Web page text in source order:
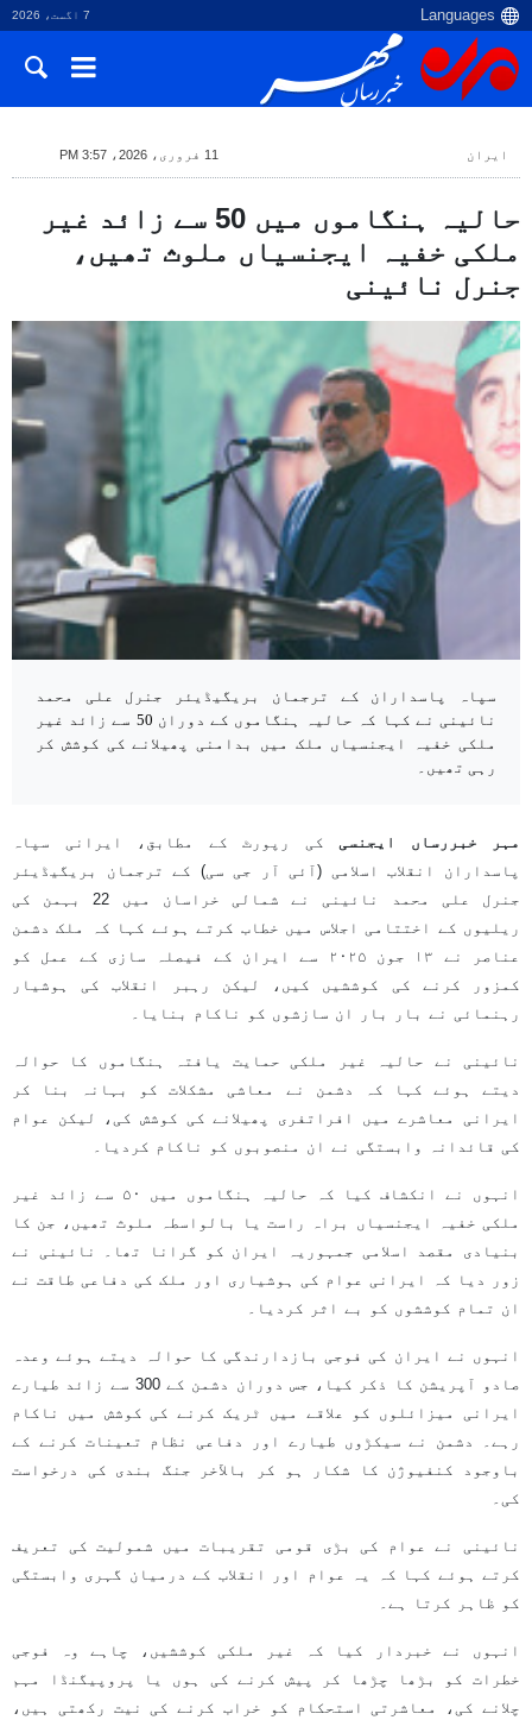
7 اگست، 2026
ایران 11 فروری، 2026، 3:57 PM
حالیہ ہنگاموں میں 50 سے زائد غیر
ملکی خفیہ ایجنسیاں ملوث تھیں،
جنرل نائینی
سپاہ پاسداران کے ترجمان بریگیڈیئر جنرل علی محمد
نائینی نے کہا کہ حالیہ ہنگاموں کے دوران 50 سے زائد غیر
ملکی خفیہ ایجنسیاں ملک میں بدامنی پھیلانے کی کوشش کر
رہی تھیں۔
مہر خبررساں ایجنسی کی رپورٹ کے مطابق، ایرانی سپاہ
پاسداران انقلاب اسلامی (آئی آر جی سی) کے ترجمان بریگیڈیئر
جنرل علی محمد نائینی نے شمالی خراسان میں 22 بہمن کی
ریلیوں کے اختتامی اجلاس میں خطاب کرتے ہوئے کہا کہ ملک دشمن
عناصر نے ۱۳ جون ۲۰۲۵ سے ایران کے فیصلہ سازی کے عمل کو
کمزور کرنے کی کوششیں کیں، لیکن رہبر انقلاب کی ہوشیار
رہنمائی نے بار بار ان سازشوں کو ناکام بنایا۔
نائینی نے حالیہ غیر ملکی حمایت یافتہ ہنگاموں کا حوالہ
دیتے ہوئے کہا کہ دشمن نے معاشی مشکلات کو بہانہ بنا کر
ایرانی معاشرے میں افراتفری پھیلانے کی کوشش کی، لیکن عوام
کی قائدانہ وابستگی نے ان منصوبوں کو ناکام کردیا۔
انہوں نے انکشاف کیا کہ حالیہ ہنگاموں میں ۵۰ سے زائد غیر
ملکی خفیہ ایجنسیاں براہ راست یا بالواسطہ ملوث تھیں، جن کا
بنیادی مقصد اسلامی جمہوریہ ایران کو گرانا تھا۔ نائینی نے
زور دیا کہ ایرانی عوام کی ہوشیاری اور ملک کی دفاعی طاقت نے
ان تمام کوششوں کو بے اثر کردیا۔
انہوں نے ایران کی فوجی بازدارندگی کا حوالہ دیتے ہوئے وعدہ
صادو آپریشن کا ذکر کیا، جس دوران دشمن کے 300 سے زائد طیارے
ایرانی میزائلوں کو علاقے میں ٹریک کرنے کی کوشش میں ناکام
رہے۔ دشمن نے سیکڑوں طیارے اور دفاعی نظام تعینات کرنے کے
باوجود کنفیوژن کا شکار ہو کر بالآخر جنگ بندی کی درخواست
کی۔
نائینی نے عوام کی بڑی قومی تقریبات میں شمولیت کی تعریف
کرتے ہوئے کہا کہ یہ عوام اور انقلاب کے درمیان گہری وابستگی
کو ظاہر کرتا ہے۔
انہوں نے خبردار کیا کہ غیر ملکی کوششیں، چاہے وہ فوجی
خطرات کو بڑھا چڑھا کر پیش کرنے کی ہوں یا پروپیگنڈا مہم
چلانے کی، معاشرتی استحکام کو خراب کرنے کی نیت رکھتی ہیں،